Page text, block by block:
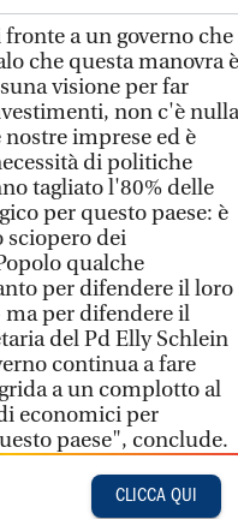
a un governo che
che questa manovra è
visione per far
non c'è nulla
imprese ed è
di politiche
tagliato l'80% delle
per questo paese: è
sciopero dei
qualche
per difendere il loro
per difendere il
del Pd Elly Schlein
continua a fare
a un complotto al
economici per
paese", conclude.
CLICCA QUI